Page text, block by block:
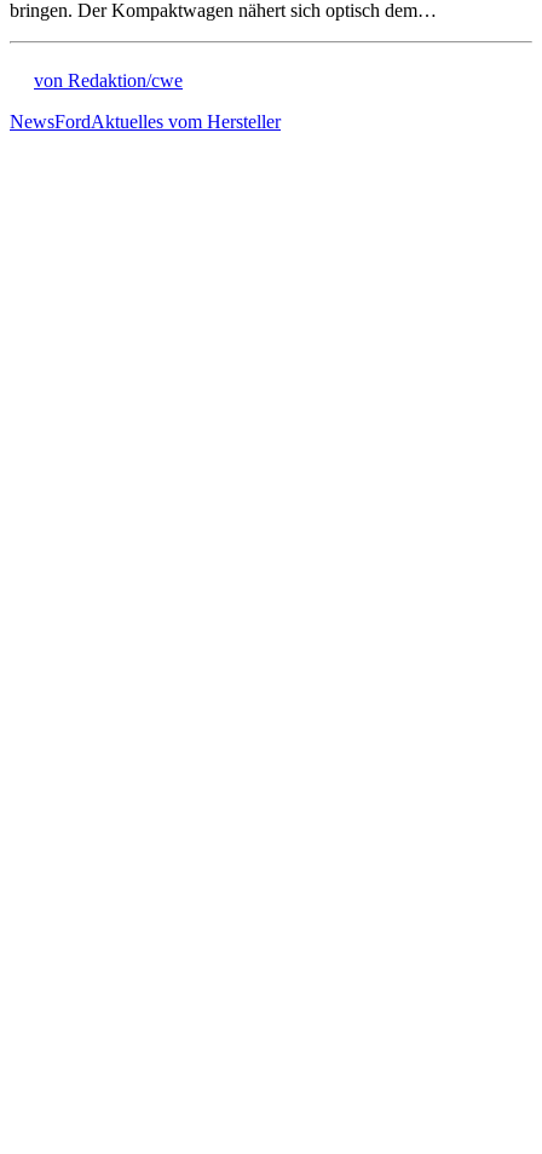
bringen. Der Kompaktwagen nähert sich optisch dem…
von Redaktion/cwe
NewsFordAktuelles vom Hersteller